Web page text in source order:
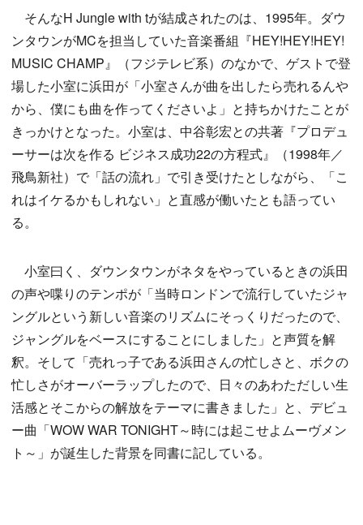
そんなH Jungle with tが結成されたのは、1995年。ダウ
ンタウンがMCを担当していた音楽番組『HEY!HEY!HEY!
MUSIC CHAMP』（フジテレビ系）のなかで、ゲストで登
場した小室に浜田が「小室さんが曲を出したら売れるんや
から、僕にも曲を作ってくださいよ」と持ちかけたことが
きっかけとなった。小室は、中谷彰宏との共著『プロデュ
ーサーは次を作る ビジネス成功22の方程式』（1998年／
飛鳥新社）で「話の流れ」で引き受けたとしながら、「こ
れはイケるかもしれない」と直感が働いたとも語ってい
る。
小室曰く、ダウンタウンがネタをやっているときの浜田
の声や喋りのテンポが「当時ロンドンで流行していたジャ
ングルという新しい音楽のリズムにそっくりだったので、
ジャングルをベースにすることにしました」と声質を解
釈。そして「売れっ子である浜田さんの忙しさと、ボクの
忙しさがオーバーラップしたので、日々のあわただしい生
活感とそこからの解放をテーマに書きました」と、デビュ
ー曲「WOW WAR TONIGHT～時には起こせよムーヴメン
ト～」が誕生した背景を同書に記している。